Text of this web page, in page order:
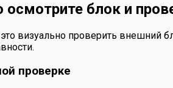
осмотрите блок и
визуально проверить внешний
проверке